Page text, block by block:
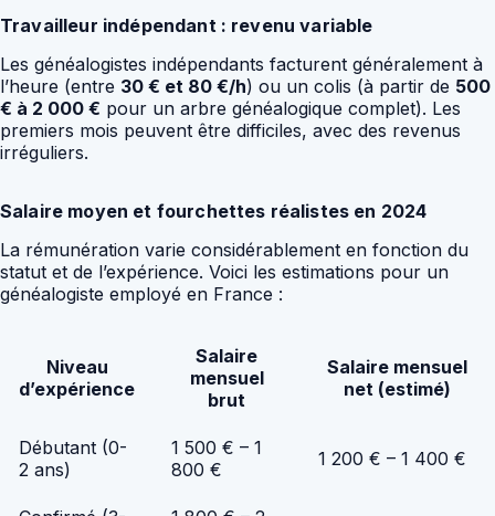
Travailleur indépendant : revenu variable
Les généalogistes indépendants facturent généralement à
l’heure (entre 30 € et 80 €/h) ou un colis (à partir de 500
€ à 2 000 € pour un arbre généalogique complet). Les
premiers mois peuvent être difficiles, avec des revenus
irréguliers.
Salaire moyen et fourchettes réalistes en 2024
La rémunération varie considérablement en fonction du
statut et de l’expérience. Voici les estimations pour un
généalogiste employé en France :
Niveau
d’expérience
Salaire
mensuel
brut
Salaire mensuel
net (estimé)
Débutant (0-
2 ans)
1 500 € – 1
800 €
1 200 € – 1 400 €